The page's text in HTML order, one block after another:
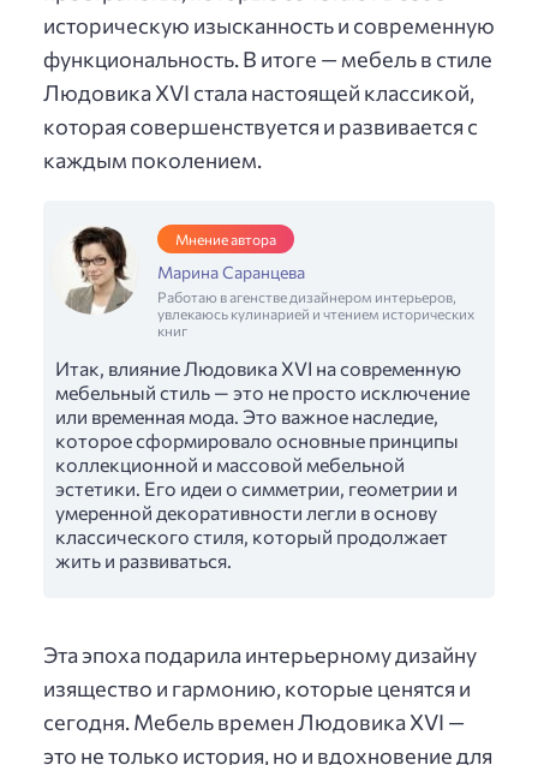
историческую изысканность и современную
функциональность. В итоге — мебель в стиле
Людовика XVI стала настоящей классикой,
которая совершенствуется и развивается с
каждым поколением.
Мнение автора
Марина Саранцева
Работаю в агенстве дизайнером интерьеров,
увлекаюсь кулинарией и чтением исторических
книг
Итак, влияние Людовика XVI на современную
мебельный стиль — это не просто исключение
или временная мода. Это важное наследие,
которое сформировало основные принципы
коллекционной и массовой мебельной
эстетики. Его идеи о симметрии, геометрии и
умеренной декоративности легли в основу
классического стиля, который продолжает
жить и развиваться.
Эта эпоха подарила интерьерному дизайну
изящество и гармонию, которые ценятся и
сегодня. Мебель времен Людовика XVI —
это не только история, но и вдохновение для